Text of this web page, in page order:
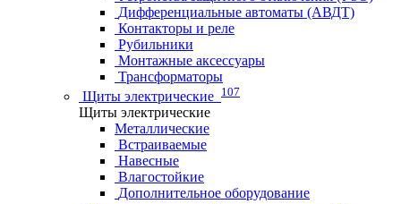
Дифференциальные автоматы (АВДТ)
Контакторы и реле
Рубильники
Монтажные аксессуары
Трансформаторы
Щиты электрические 107
Щиты электрические
Металлические
Встраиваемые
Навесные
Влагостойкие
Дополнительное оборудование